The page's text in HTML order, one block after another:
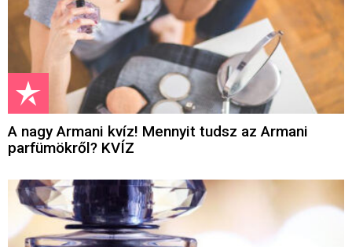
A nagy Armani kvíz! Mennyit tudsz az Armani
parfümökről? KVÍZ